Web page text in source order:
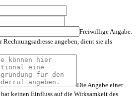
Freiwillige Angabe.
angeben, dient sie als
Die Angabe einer
keinen Einfluss auf die Wirksamkeit des